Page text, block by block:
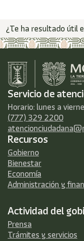
¿Te ha resultado útil
Servicio de
Horario: lunes a
(777) 329 2200
Recursos
Gobierno
Bienestar
Economía
Administración y
Actividad del
Prensa
Trámites y servicios